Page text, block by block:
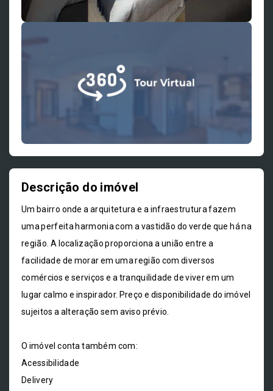
Descrição do imóvel
Um bairro onde a arquitetura e a infraestrutura fazem
uma perfeita harmonia com a vastidão do verde que há na
região. A localização proporciona a união entre a
facilidade de morar em uma região com diversos
comércios e serviços e a tranquilidade de viver em um
lugar calmo e inspirador. Preço e disponibilidade do imóvel
sujeitos a alteração sem aviso prévio.
O imóvel conta também com:
Acessibilidade
Delivery